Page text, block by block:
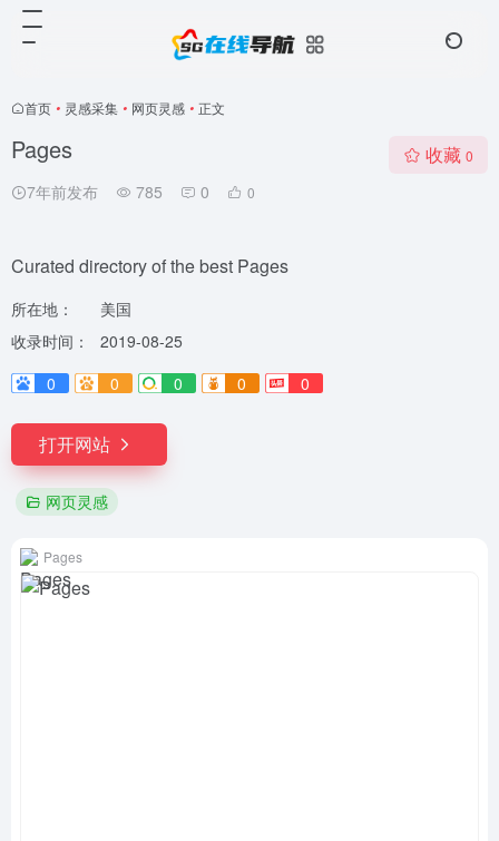
首页 • 灵感采集 • 网页灵感 • 正文
Pages
7年前发布 785 0 0
收藏 0
Curated directory of the best Pages
所在地：
美国
收录时间：
2019-08-25
0
0 0 0 0
打开网站
网页灵感
Pages